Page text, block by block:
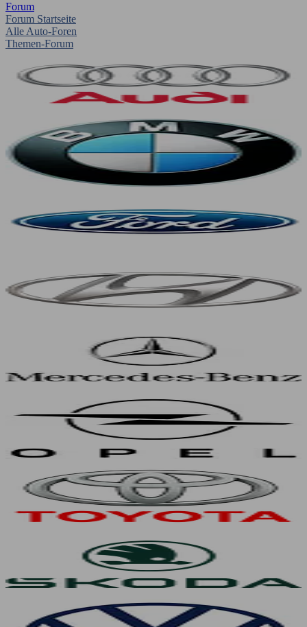
Forum
Forum Startseite
Alle Auto-Foren
Themen-Forum